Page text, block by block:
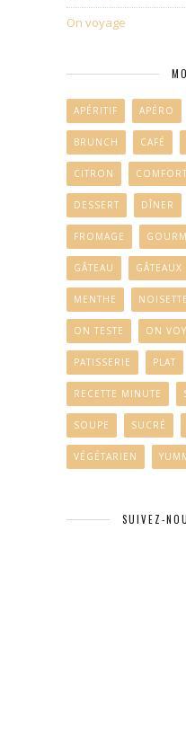
On voyage
APÉRITIF APÉRO
BRUNCH CAFÉ
CITRON
DESSERT DÎNER
FROMAGE
GÂTEAU GÂTEAUX
MENTHE
ON TESTE ON
PATISSERIE PLAT
RECETTE MINUTE
SOUPE SUCRÉ
VÉGÉTARIEN
SUIVEZ-